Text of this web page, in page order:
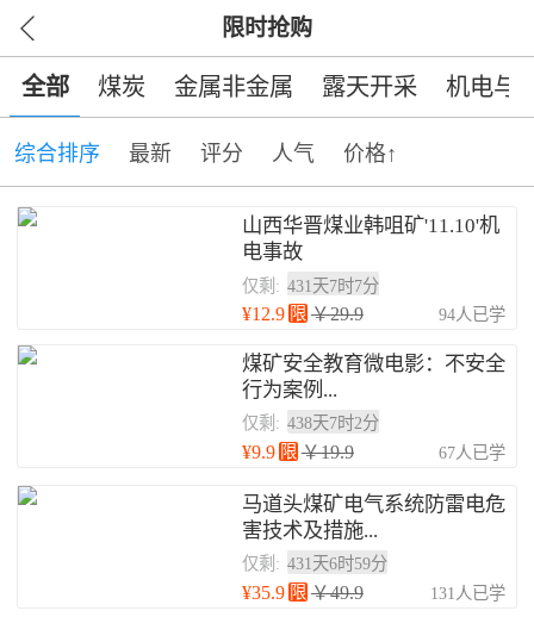
限时抢购
全部 煤炭 金属非金属 露天开采 机电与
综合排序 最新 评分 人气 价格↑
山西华晋煤业韩咀矿'11.10'机
电事故
仅剩: 431天7时7分
¥12.9 限 ￥29.9 94人已学
煤矿安全教育微电影：不安全
行为案例...
仅剩: 438天7时2分
¥9.9 限 ￥19.9 67人已学
马道头煤矿电气系统防雷电危
害技术及措施...
仅剩: 431天6时59分
¥35.9 限 ￥49.9 131人已学